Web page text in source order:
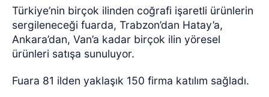
Türkiye’nin birçok ilinden coğrafi işaretli ürünlerin
sergileneceği fuarda, Trabzon’dan Hatay’a,
Ankara’dan, Van’a kadar birçok ilin yöresel
ürünleri satışa sunuluyor.
Fuara 81 ilden yaklaşık 150 firma katılım sağladı.